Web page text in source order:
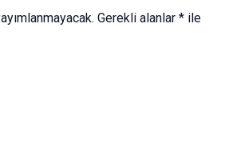
Gerekli alanlar * ile